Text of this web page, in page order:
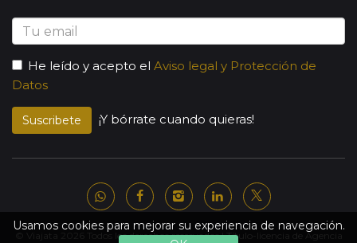
Usamos cookies para mejorar su experiencia de navegación.
He leído y acepto el Aviso legal y Protección de
Datos
Suscribete ¡Y bórrate cuando quieras!
© Viajata 2026 Todos los derechos reservados | Título-licencia de Agencia